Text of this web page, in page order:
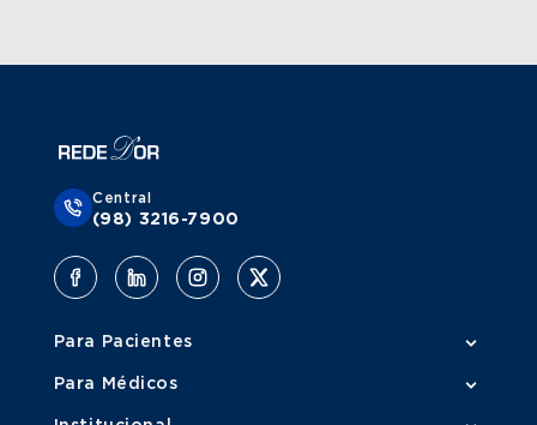
Central
(98) 3216-7900
Para Pacientes
Para Médicos